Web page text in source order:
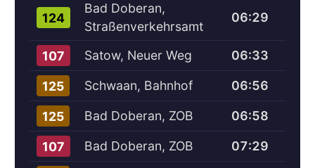
124
Bad Doberan,
Straßenverkehrsamt
06:29
107 Satow, Neuer Weg 06:33
125 Schwaan, Bahnhof 06:56
125 Bad Doberan, ZOB 06:58
107 Bad Doberan, ZOB 07:29